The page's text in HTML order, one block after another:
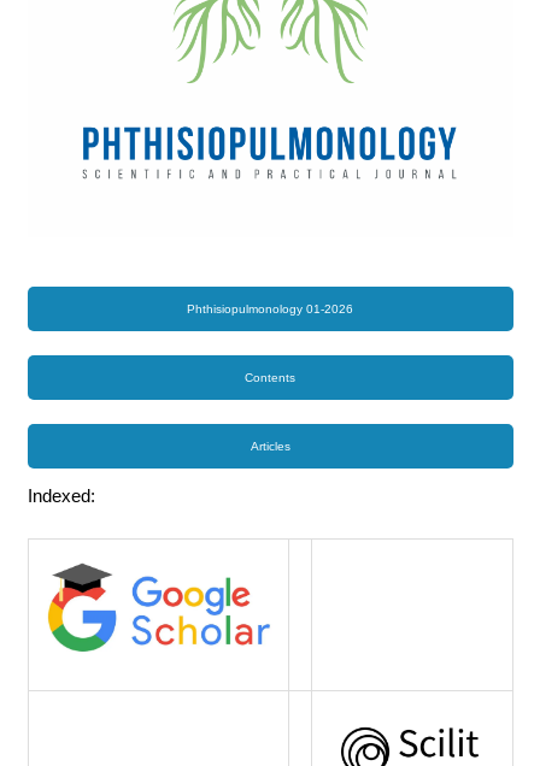
Phthisiopulmonology 01-2026
Contents
Articles
Indexed: